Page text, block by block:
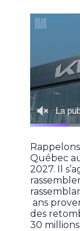
Québec
2027. Il
ans
des
30